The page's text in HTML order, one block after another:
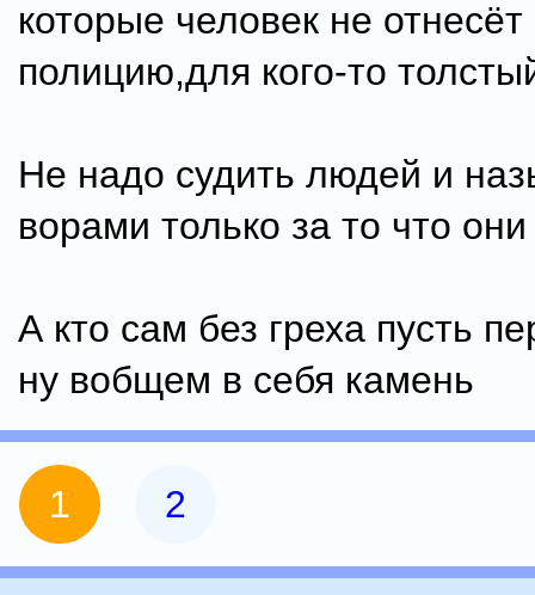
которые человек не отнесёт
полицию,для кого-то
Не надо судить людей и
ворами только за то что
А кто сам без греха пусть
ну вобщем в себя камень
1 2